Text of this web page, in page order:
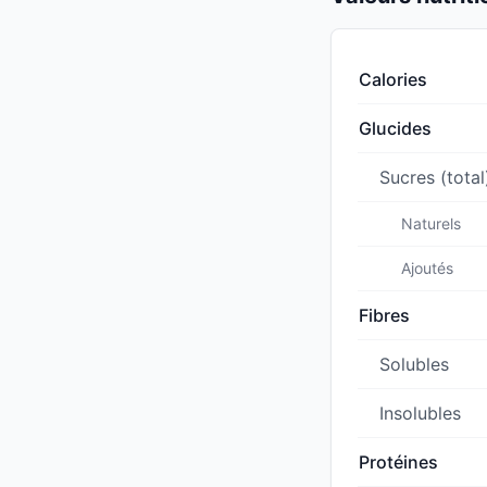
Calories
Glucides
Sucres
Naturels
Ajoutés
Fibres
Solubles
Insolubles
Protéines